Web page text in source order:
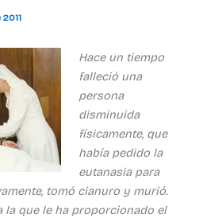
Hace un tiempo
falleció una
persona
disminuida
físicamente, que
había pedido la
eutanasia para
tomó cianuro y murió.
la que le ha proporcionado el